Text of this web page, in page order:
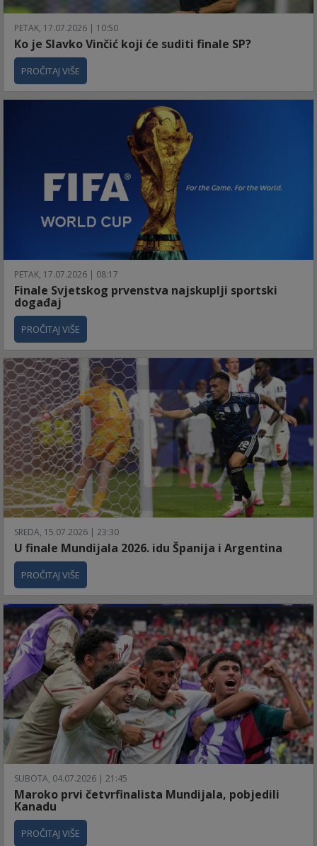
PETAK, 17.07.2026 | 10:50
Ko je Slavko Vinčić koji će suditi finale SP?
PROČITAJ VIŠE
PETAK, 17.07.2026 | 08:17
Finale Svjetskog prvenstva najskuplji sportski
događaj
PROČITAJ VIŠE
SREDA, 15.07.2026 | 23:30
U finale Mundijala 2026. idu Španija i Argentina
PROČITAJ VIŠE
SUBOTA, 04.07.2026 | 21:45
Maroko prvi četvrfinalista Mundijala, pobjedili
Kanadu
PROČITAJ VIŠE